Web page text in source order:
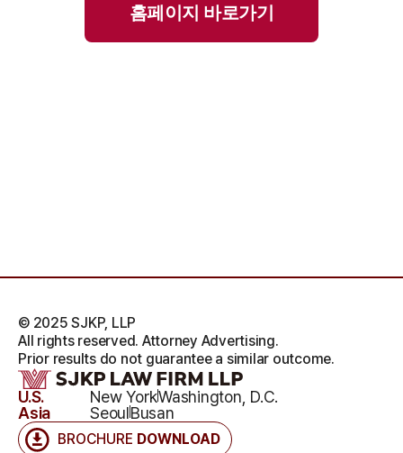
홈페이지 바로가기
BROCHURE DOWNLOAD
U.S. New YorkWashington, D.C.
Asia
SeoulBusan
© 2025 SJKP, LLP
All rights reserved. Attorney Advertising.
Prior results do not guarantee a similar outcome.